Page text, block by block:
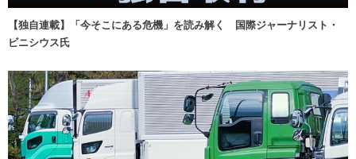
【独自連載】「今そこにある危機」を読み解く 国際ジャーナリスト・
ビニシウス氏